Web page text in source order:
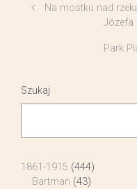
Na mostku nad
Józefa
Park
Szukaj
1861-1915 (444)
Bartman (43)